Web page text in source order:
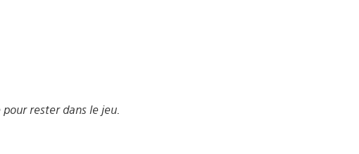
rester dans le jeu.